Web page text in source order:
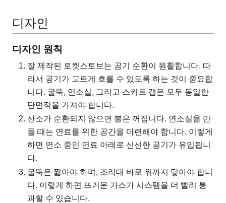
디자인
디자인 원칙
잘 제작된 로켓스토브는 공기 순환이 원활합니다. 따
라서 공기가 고르게 흐를 수 있도록 하는 것이 중요합
니다. 굴뚝, 연소실, 그리고 스커트 갭은 모두 동일한
단면적을 가져야 합니다.
산소가 순환되지 않으면 불은 꺼집니다. 연소실을 만
들 때는 연료를 위한 공간을 마련해야 합니다. 이렇게
하면 연소 중인 연료 아래로 신선한 공기가 유입됩니
다.
굴뚝은 짧아야 하며, 조리대 바로 위까지 닿아야 합니
다. 이렇게 하면 뜨거운 가스가 시스템을 더 빨리 통
과할 수 있습니다.